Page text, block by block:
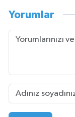
Yorumlar